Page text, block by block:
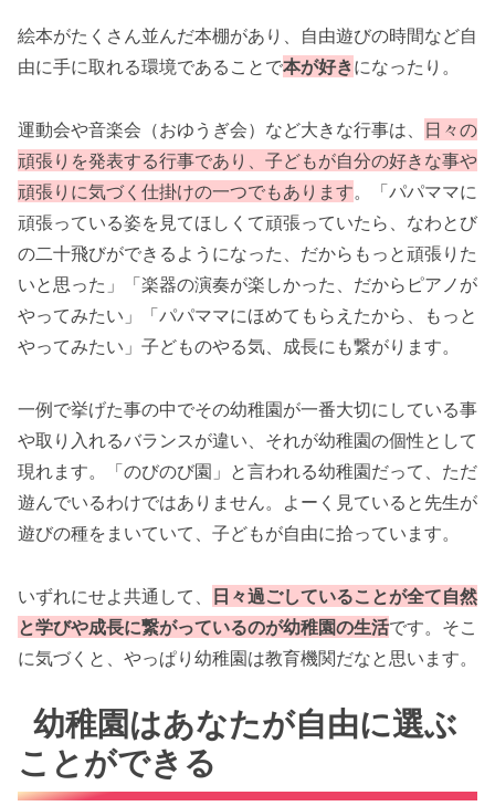
絵本がたくさん並んだ本棚があり、自由遊びの時間など自
由に手に取れる環境であることで本が好きになったり。
運動会や音楽会（おゆうぎ会）など大きな行事は、 日々の
頑張りを発表する行事であり、子どもが自分の好きな事や
頑張りに気づく仕掛けの一つでもあります。「パパママに
頑張っている姿を見てほしくて頑張っていたら、なわとび
の二十飛びができるようになった、だからもっと頑張りた
いと思った」「楽器の演奏が楽しかった、だからピアノが
やってみたい」「パパママにほめてもらえたから、もっと
やってみたい」子どものやる気、成長にも繋がります。
一例で挙げた事の中でその幼稚園が一番大切にしている事
や取り入れるバランスが違い、それが幼稚園の個性として
現れます。「のびのび園」と言われる幼稚園だって、ただ
遊んでいるわけではありません。よーく見ていると先生が
遊びの種をまいていて、子どもが自由に拾っています。
いずれにせよ共通して、 日々過ごしていることが全て自然
と学びや成長に繋がっているのが幼稚園の生活です。そこ
に気づくと、やっぱり幼稚園は教育機関だなと思います。
幼稚園はあなたが自由に選ぶ
ことができる